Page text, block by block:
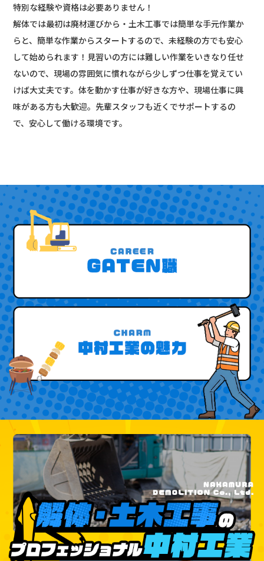
特別な経験や資格は必要ありません！
解体では最初は廃材運びから・土木工事では簡単な手元作業か
らと、簡単な作業からスタートするので、未経験の方でも安心
して始められます！見習いの方には難しい作業をいきなり任せ
ないので、現場の雰囲気に慣れながら少しずつ仕事を覚えてい
けば大丈夫です。体を動かす仕事が好きな方や、現場仕事に興
味がある方も大歓迎。先輩スタッフも近くでサポートするの
で、安心して働ける環境です。